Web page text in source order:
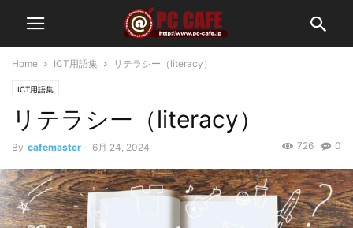
Home ICT用語集 リテラシー（literacy）
ICT用語集
リテラシー（literacy）
By cafemaster - 6月 24, 2024 0
726